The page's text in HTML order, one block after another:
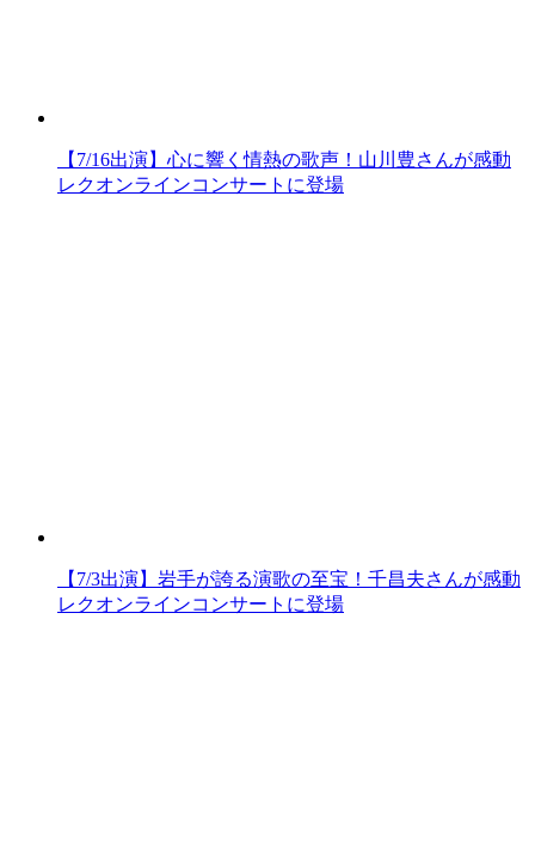
【7/16出演】心に響く情熱の歌声！山川豊さんが感動
レクオンラインコンサートに登場
【7/3出演】岩手が誇る演歌の至宝！千昌夫さんが感動
レクオンラインコンサートに登場